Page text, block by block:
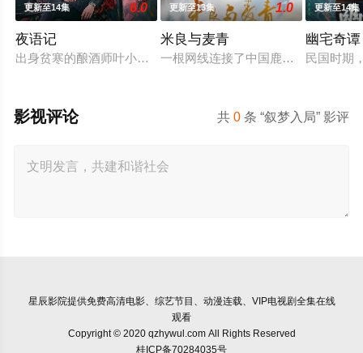
更新至14集 6.0
夜语记
出身贫寒的酿酒师叶小唯遭遇爱人程桉、恩师林晚媚的双重背
更新至13集 1.0
米良与麦青
一根网线连接了中国鹿鸣村和英国牛
更新至14集
幽宅奇谭
民国时期
共0 条 “叙梦入局” 影评
影视评论
星辰影院提供免费高清电影、综艺节目、动漫连载、VIP电视剧全集在线
观看
Copyright © 2020 qzhywul.com All Rights Reserved
桂ICP备70284035号